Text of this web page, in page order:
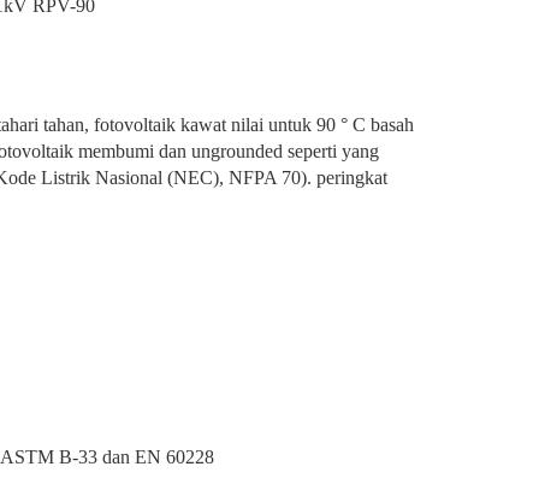
RPV-90
tahan, fotovoltaik kawat nilai untuk 90 ° C basah
membumi dan ungrounded seperti yang
Listrik Nasional (NEC), NFPA 70). peringkat
B-33 dan EN 60228